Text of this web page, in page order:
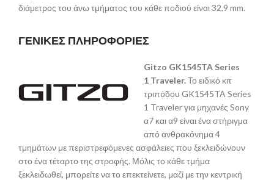
διάμετρος του άνω τμήματος του κάθε ποδιού είναι 32,9 mm.
ΓΕΝΙΚΕΣ ΠΛΗΡΟΦΟΡΙΕΣ
Gitzo GK1545TA Series
1 Traveler.Το ειδικό κιτ
τριπόδου GK1545TA Series
1 Traveler για μηχανές Sony
α7 και α9 είναι ένα στήριγμα
από ανθρακόνημα 4
τμημάτων με περιστρεφόμενες ασφάλειες που ξεκλειδώνουν
στο ένα τέταρτο της στροφής. Μόλις το κάθε τμήμα
ξεκλειδωθεί, μπορείτε να το επεκτείνετε, μαζί με την κεντρική